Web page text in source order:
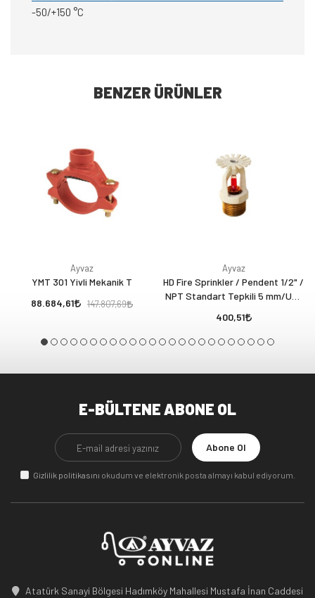
-50/+150 °C
BENZER ÜRÜNLER
Ayvaz
YMT 301 Yivli Mekanik T
88.684,61
147.807,69
Ayvaz
HD Fire Sprinkler / Pendent 1/2" /
NPT Standart Tepkili 5 mm/UL-
400,51
E-BÜLTENE ABONE OL
Abone Ol
Gizlilik politikasını okudum ve elektronik posta almayı kabul ediyorum.
Atatürk Sanayi Bölgesi Hadımköy Mahallesi Mustafa İnan Caddesi